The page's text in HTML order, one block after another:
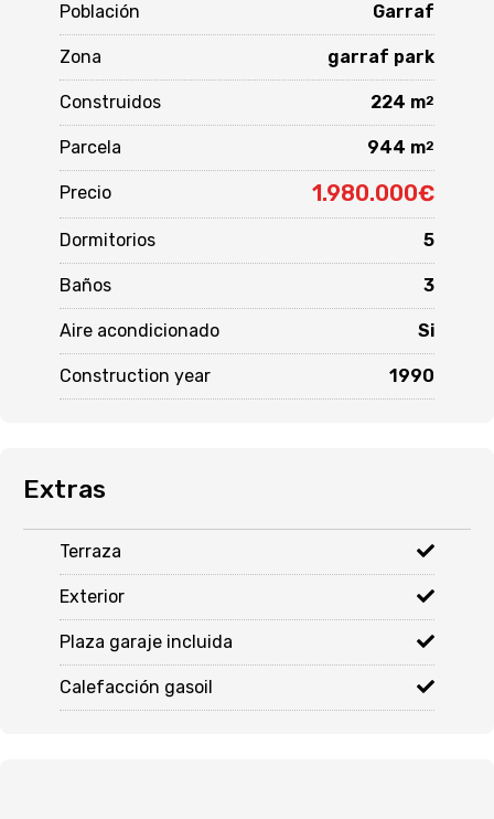
Población Garraf
Zona garraf park
Construidos 224 m2
Parcela 944 m2
Precio 1.980.000€
Dormitorios 5
Baños 3
Aire acondicionado Si
Construction year 1990
Extras
Terraza
Exterior
Plaza garaje incluida
Calefacción gasoil